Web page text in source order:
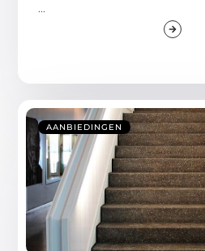
...
AANBIEDINGEN